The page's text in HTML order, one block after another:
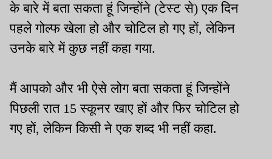
के बारे में बता सकता हूं जिन्होंने (टेस्ट से) एक दिन
पहले गोल्फ खेला हो और चोटिल हो गए हों, लेकिन
उनके बारे में कुछ नहीं कहा गया.
मैं आपको और भी ऐसे लोग बता सकता हूं जिन्होंने
पिछली रात 15 स्कूनर खाए हों और फिर चोटिल हो
गए हों, लेकिन किसी ने एक शब्द भी नहीं कहा.